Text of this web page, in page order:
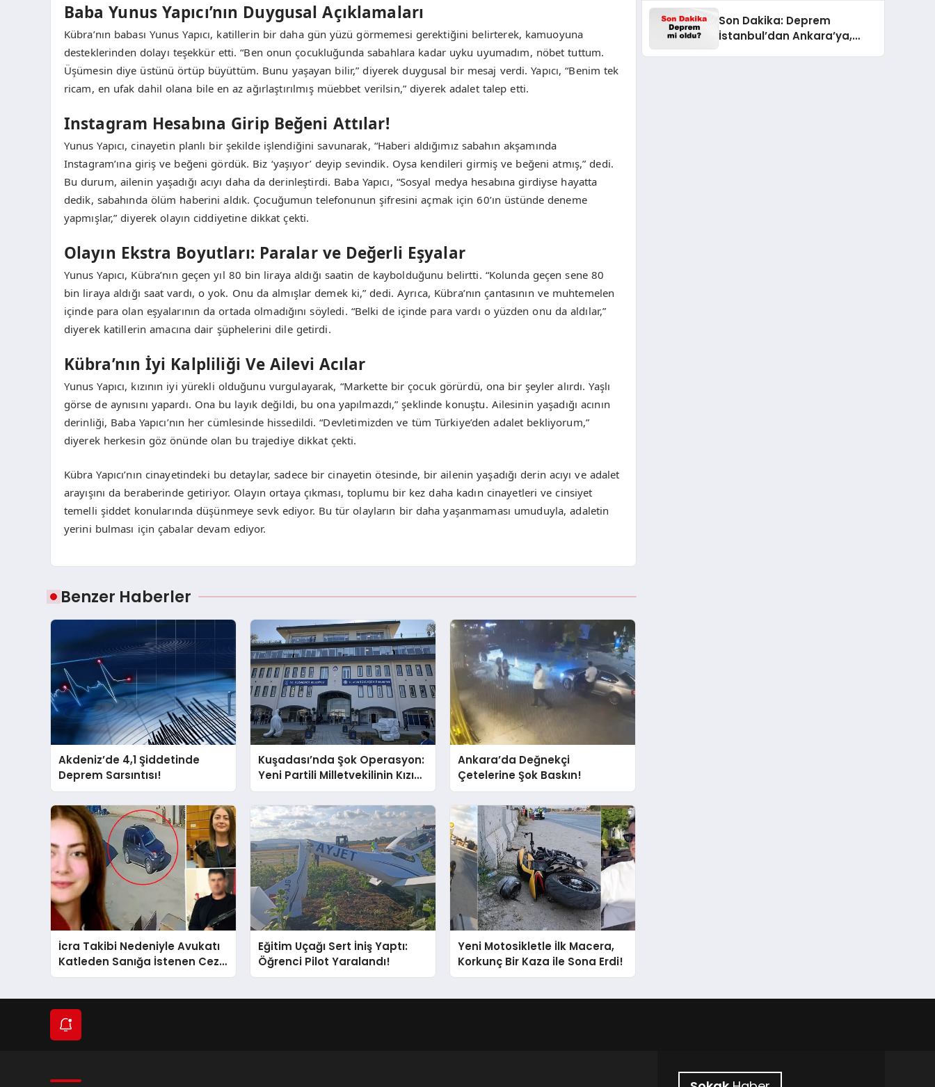
Baba Yunus Yapıcı’nın Duygusal Açıklamaları
Kübra’nın babası Yunus Yapıcı, katillerin bir daha gün yüzü görmemesi gerektiğini belirterek, kamuoyuna
desteklerinden dolayı teşekkür etti. “Ben onun çocukluğunda sabahlara kadar uyku uyumadım, nöbet tuttum.
Üşümesin diye üstünü örtüp büyüttüm. Bunu yaşayan bilir,” diyerek duygusal bir mesaj verdi. Yapıcı, “Benim tek
ricam, en ufak dahil olana bile en az ağırlaştırılmış müebbet verilsin,” diyerek adalet talep etti.
Instagram Hesabına Girip Beğeni Attılar!
Yunus Yapıcı, cinayetin planlı bir şekilde işlendiğini savunarak, “Haberi aldığımız sabahın akşamında
Instagram’ına giriş ve beğeni gördük. Biz ‘yaşıyor’ deyip sevindik. Oysa kendileri girmiş ve beğeni atmış,” dedi.
Bu durum, ailenin yaşadığı acıyı daha da derinleştirdi. Baba Yapıcı, “Sosyal medya hesabına girdiyse hayatta
dedik, sabahında ölüm haberini aldık. Çocuğumun telefonunun şifresini açmak için 60’ın üstünde deneme
yapmışlar,” diyerek olayın ciddiyetine dikkat çekti.
Olayın Ekstra Boyutları: Paralar ve Değerli Eşyalar
Yunus Yapıcı, Kübra’nın geçen yıl 80 bin liraya aldığı saatin de kaybolduğunu belirtti. “Kolunda geçen sene 80
bin liraya aldığı saat vardı, o yok. Onu da almışlar demek ki,” dedi. Ayrıca, Kübra’nın çantasının ve muhtemelen
içinde para olan eşyalarının da ortada olmadığını söyledi. “Belki de içinde para vardı o yüzden onu da aldılar,”
diyerek katillerin amacına dair şüphelerini dile getirdi.
Kübra’nın İyi Kalpliliği Ve Ailevi Acılar
Yunus Yapıcı, kızının iyi yürekli olduğunu vurgulayarak, “Markette bir çocuk görürdü, ona bir şeyler alırdı. Yaşlı
görse de aynısını yapardı. Ona bu layık değildi, bu ona yapılmazdı,” şeklinde konuştu. Ailesinin yaşadığı acının
derinliği, Baba Yapıcı’nın her cümlesinde hissedildi. “Devletimizden ve tüm Türkiye’den adalet bekliyorum,”
diyerek herkesin göz önünde olan bu trajediye dikkat çekti.
Kübra Yapıcı’nın cinayetindeki bu detaylar, sadece bir cinayetin ötesinde, bir ailenin yaşadığı derin acıyı ve adalet
arayışını da beraberinde getiriyor. Olayın ortaya çıkması, toplumu bir kez daha kadın cinayetleri ve cinsiyet
temelli şiddet konularında düşünmeye sevk ediyor. Bu tür olayların bir daha yaşanmaması umuduyla, adaletin
yerini bulması için çabalar devam ediyor.
Benzer Haberler
Akdeniz’de 4,1 Şiddetinde
Deprem Sarsıntısı!
Kuşadası’nda Şok Operasyon:
Yeni Partili Milletvekilinin Kızı
ve Damadı Gözaltında!
Ankara’da Değnekçi
Çetelerine Şok Baskın!
İcra Takibi Nedeniyle Avukatı
Katleden Sanığa İstenen Ceza
Belli Oldu!
Eğitim Uçağı Sert İniş Yaptı:
Öğrenci Pilot Yaralandı!
Yeni Motosikletle İlk Macera,
Korkunç Bir Kaza ile Sona Erdi!
Son Dakika: Deprem
İstanbul’dan Ankara’ya,